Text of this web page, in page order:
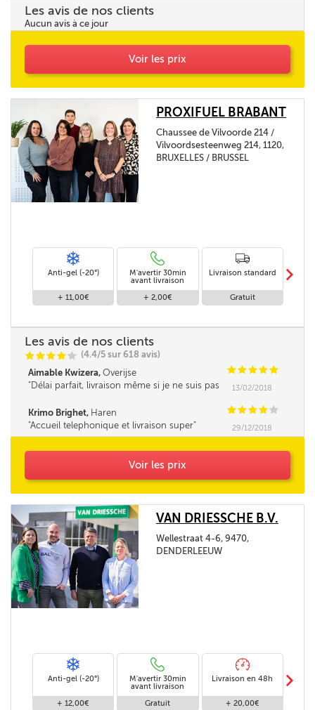
Les avis de nos clients
Aucun avis à ce jour
Voir les prix
PROXIFUEL BRABANT
Chaussee de Vilvoorde 214 /
Vilvoordsesteenweg 214, 1120,
BRUXELLES / BRUSSEL
Anti-gel (-20°)
+ 11,00€
M'avertir 30min
avant livraison
+ 2,00€
Livraison standard
Gratuit
m
Les avis de nos clients
CCCC C (4.4/5 sur 618 avis)
Aimable Kwizera, Overijse CCCCC
Délai parfait, livraison même si je ne suis pas
13/02/2018
Krimo Brighet, Haren CCCC C
Accueil telephonique et livraison super
29/12/2018
Voir les prix
VAN DRIESSCHE B.V.
Wellestraat 4-6, 9470,
DENDERLEEUW
Anti-gel (-20°)
+ 12,00€
M'avertir 30min
avant livraison
Gratuit
Livraison en 48h
+ 20,00€
m